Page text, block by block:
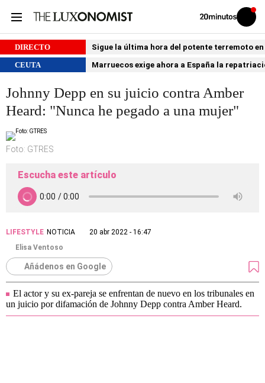
Volver
Iniciar
sesión
DIRECTO
Sigue la última hora del potente terremoto
CEUTA
Marruecos exige ahora a España la
Johnny Depp en su juicio contra Amber
Heard: "Nunca he pegado a una mujer"
Foto: GTRES
Escucha este artículo
LIFESTYLE NOTICIA
20 abr 2022 - 16:47
Elisa Ventoso
Añádenos en Google
El actor y su ex-pareja se enfrentan de nuevo en los tribunales en
un juicio por difamación de Johnny Depp contra Amber Heard.